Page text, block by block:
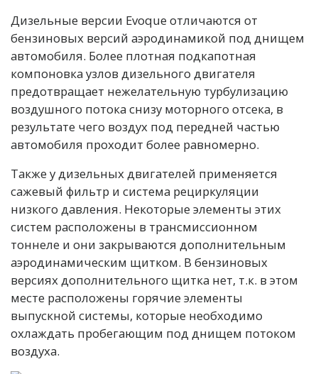
Дизельные версии Evoque отличаются от
бензиновых версий аэродинамикой под днищем
автомобиля. Более плотная подкапотная
компоновка узлов дизельного двигателя
предотвращает нежелательную турбулизацию
воздушного потока снизу моторного отсека, в
результате чего воздух под передней частью
автомобиля проходит более равномерно.
Также у дизельных двигателей применяется
сажевый фильтр и система рециркуляции
низкого давления. Некоторые элементы этих
систем расположены в трансмиссионном
тоннеле и они закрываются дополнительным
аэродинамическим щитком. В бензиновых
версиях дополнительного щитка нет, т.к. в этом
месте расположены горячие элементы
выпускной системы, которые необходимо
охлаждать пробегающим под днищем потоком
воздуха.